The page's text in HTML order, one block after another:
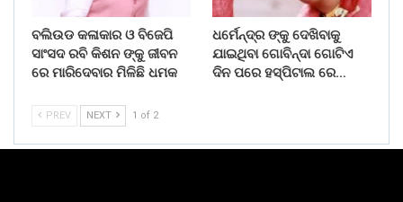
ବଲିଉଡ କଳାକାର ଓ ବିଜେପି
ସାଂସଦ ରବି କିଶନ ଙ୍କୁ ଜୀବନ
ରେ ମାରିଦେବାର ମିଳିଛି ଧମକ
ଧର୍ମେନ୍ଦ୍ର ଙ୍କୁ ଦେଖିବାକୁ
ଯାଇଥିବା ଗୋବିନ୍ଦା ଗୋଟିଏ
ଦିନ ପରେ ହସ୍ପିଟାଲ ରେ…
PREV NEXT 1 of 2